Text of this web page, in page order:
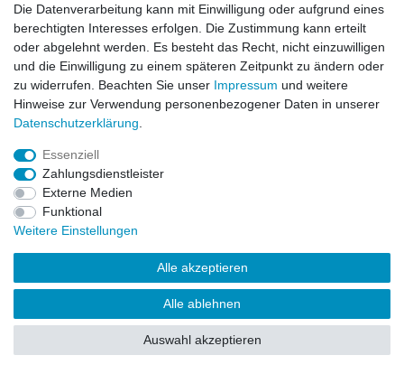
Impressum Daten­schutz­erklärung AGB
Barrierefreiheitserklärung Widerrufs­recht
Vertrag widerrufen
© Copyright 2026 | Alle Rechte vorbehalten.
Die Datenverarbeitung kann mit Einwilligung oder aufgrund eines
berechtigten Interesses erfolgen. Die Zustimmung kann erteilt
oder abgelehnt werden. Es besteht das Recht, nicht einzuwilligen
und die Einwilligung zu einem späteren Zeitpunkt zu ändern oder
zu widerrufen. Beachten Sie unser Impressum und weitere
Hinweise zur Verwendung personenbezogener Daten in unserer
Daten­schutz­erklärung
Essenziell
Zahlungsdienstleister
Externe Medien
Funktional
Weitere Einstellungen
Alle akzeptieren
Alle ablehnen
Auswahl akzeptieren